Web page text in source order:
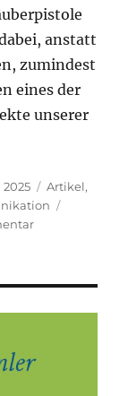
anstatt
zumindest
eines der
unserer
2025 Kategorien
Artikel,
zu
Dan